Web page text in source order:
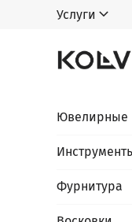
Услуги
Ювелирные
Фурнитура